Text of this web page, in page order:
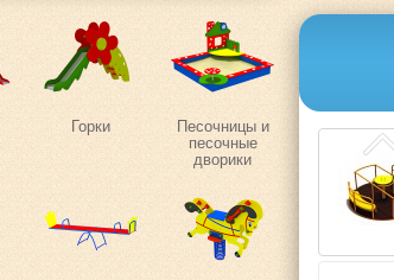
Горки
Песочницы и
песочные
дворики